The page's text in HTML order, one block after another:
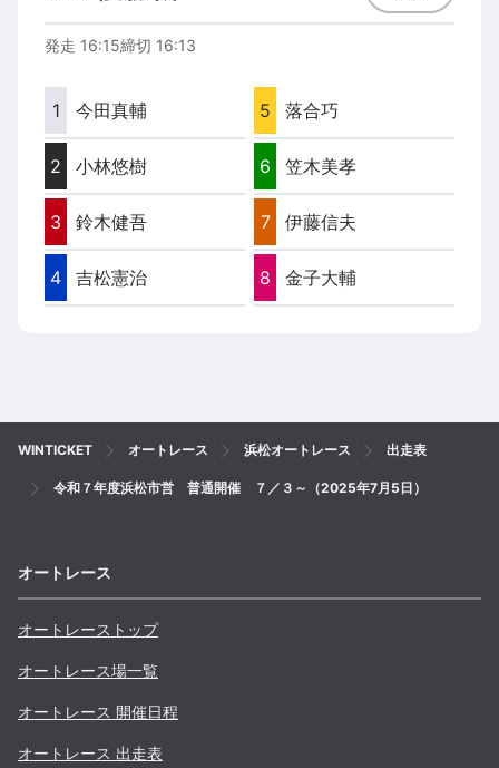
発走 16:15締切 16:13
1 今田真輔
2 小林悠樹
3 鈴木健吾
4 吉松憲治
5 落合巧
6 笠木美孝
7 伊藤信夫
8 金子大輔
WINTICKET オートレース 浜松オートレース 出走表
令和７年度浜松市営 普通開催 ７／３～（2025年7月5日）
オートレース
オートレーストップ
オートレース場一覧
オートレース 開催日程
オートレース 出走表